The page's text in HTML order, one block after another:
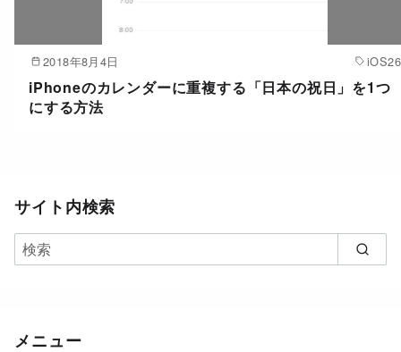
2018年8月4日 iOS26
iPhoneのカレンダーに重複する「日本の祝日」を1つ
にする方法
サイト内検索
メニュー